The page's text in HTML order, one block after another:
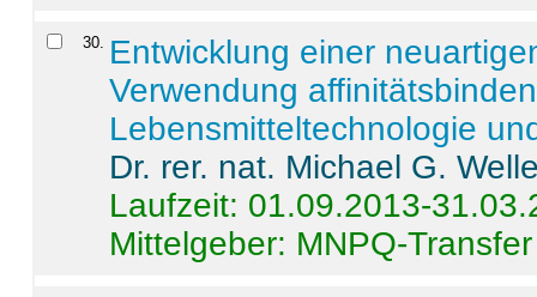
30. Entwicklung einer
Verwendung
Lebensmitteltechnologie
Dr. rer. nat. Michael G.
Laufzeit: 01.09.2013-
Mittelgeber: MNPQ-Transfer